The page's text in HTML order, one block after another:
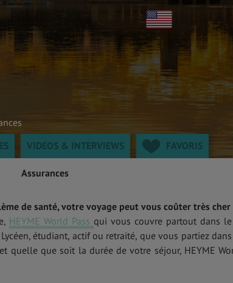
VIDEOS & INTERVIEWS FAVORIS
Assurances
de santé, votre voyage peut vous coûter très cher
HEYME World Pass qui vous couvre partout dans
étudiant, actif ou retraité, que vous partiez dans
quelle que soit la durée de votre séjour, HEYME